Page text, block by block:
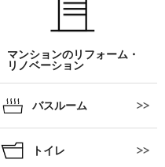
マンションのリフォーム・
リノベーション
バスルーム
トイレ